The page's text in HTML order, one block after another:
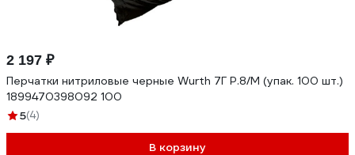
2 197 ₽
Перчатки нитриловые черные Wurth 7Г Р.8/M (упак. 100 шт.)
1899470398092 100
5(4)
В корзину